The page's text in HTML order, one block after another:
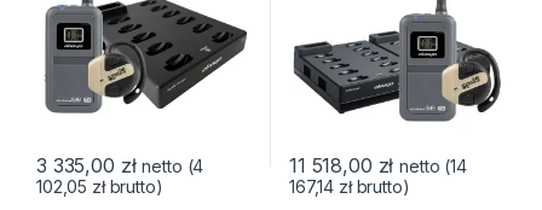
3 335,00 zł netto (4
102,05 złbrutto)
11 518,00 zł netto (14
167,14 złbrutto)